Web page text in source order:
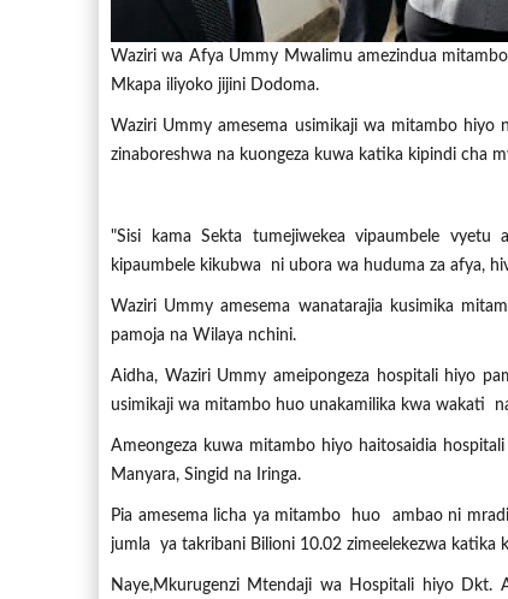
Waziri wa Afya Ummy Mwalimu amezindua
Mkapa iliyoko jijini Dodoma.
Waziri Ummy amesema usimikaji wa mitambo
zinaboreshwa na kuongeza kuwa katika kipindi cha
"Sisi kama Sekta tumejiwekea vipaumbele vyetu
kipaumbele kikubwa ni ubora wa huduma za afya,
Waziri Ummy amesema wanatarajia kusimika
pamoja na Wilaya nchini.
Aidha, Waziri Ummy ameipongeza hospitali hiyo
usimikaji wa mitambo huo unakamilika kwa wakati
Ameongeza kuwa mitambo hiyo haitosaidia
Manyara, Singid na Iringa.
Pia amesema licha ya mitambo huo ambao ni
jumla ya takribani Bilioni 10.02 zimeelekezwa katika
Naye,Mkurugenzi Mtendaji wa Hospitali hiyo Dkt.